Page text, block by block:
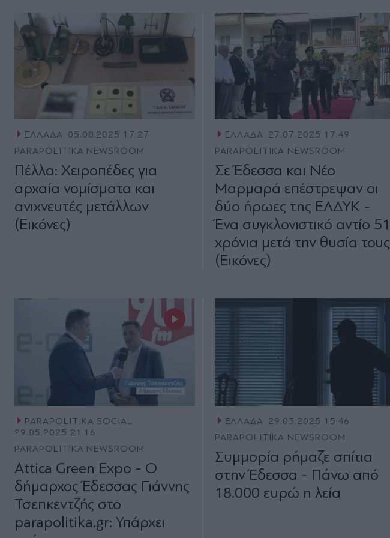
ΕΛΛΑΔΑ 05.08.2025 17:27
PARAPOLITIKA NEWSROOM
Πέλλα: Χειροπέδες για
αρχαία νομίσματα και
ανιχνευτές μετάλλων
(Εικόνες)
ΕΛΛΑΔΑ 27.07.2025 17:49
PARAPOLITIKA NEWSROOM
Σε Έδεσσα και Νέο
Μαρμαρά επέστρεψαν οι
δύο ήρωες της ΕΛΔΥΚ -
Ένα συγκλονιστικό αντίο 51
χρόνια μετά την θυσία τους
(Εικόνες)
PARAPOLITIKA SOCIAL
29.05.2025 21:16
PARAPOLITIKA NEWSROOM
Attica Green Expo - Ο
δήμαρχος Έδεσσας Γιάννης
Τσεπκεντζής στο
parapolitika.gr: Υπάρχει
ΕΛΛΑΔΑ
29.03.2025 15:46
PARAPOLITIKA NEWSROOM
Συμμορία ρήμαζε σπίτια
στην Έδεσσα - Πάνω από
18.000 ευρώ η λεία